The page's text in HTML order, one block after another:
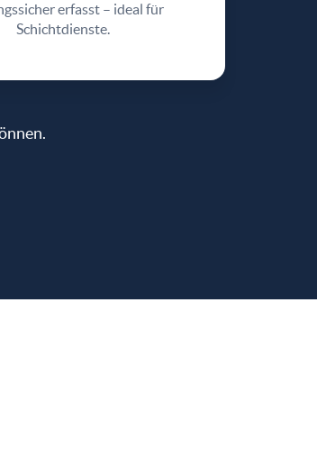
erfasst – ideal für
Schichtdienste.